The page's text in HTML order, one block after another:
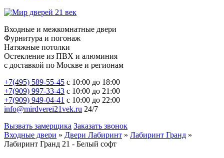
Входные и межкомнатные двери
Фурнитура и погонаж
Натяжные потолки
Остекление из ПВХ и алюминия
с доставкой по Москве и регионам
+7(495) 589-55-45 с 10:00 до 18:00
+7(909) 997-33-43 с 10:00 до 21:00
+7(909) 949-04-41 с 10:00 до 22:00
info@mirdverei21vek.ru 24/7
Вызвать замерщика Заказать звонок
Входные двери » Двери Лабиринт » Лабиринт Гранд »
Лабиринт Гранд 21 - Белый софт